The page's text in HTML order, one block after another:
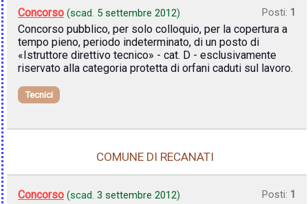
Concorso (scad. 5 settembre 2012) Posti: 1
Concorso pubblico, per solo colloquio, per la copertura a
tempo pieno, periodo indeterminato, di un posto di
«Istruttore direttivo tecnico» - cat. D - esclusivamente
riservato alla categoria protetta di orfani caduti sul lavoro.
Tecnici
COMUNE DI RECANATI
Concorso (scad. 3 settembre 2012) Posti: 1